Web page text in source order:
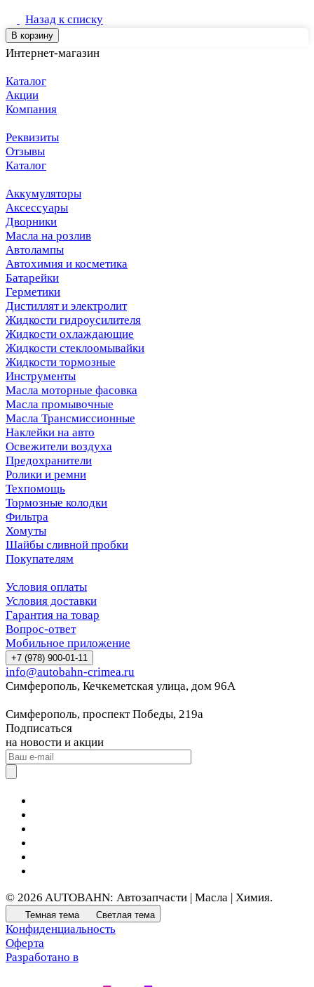
Назад к списку
В корзину
Интернет-магазин
Каталог
Акции
Компания
Реквизиты
Отзывы
Каталог
Аккумуляторы
Аксессуары
Дворники
Масла на розлив
Автолампы
Автохимия и косметика
Батарейки
Герметики
Дистиллят и электролит
Жидкости гидроусилителя
Жидкости охлаждающие
Жидкости стеклоомывайки
Жидкости тормозные
Инструменты
Масла моторные фасовка
Масла промывочные
Масла Трансмиссионные
Наклейки на авто
Освежители воздуха
Предохранители
Ролики и ремни
Техпомощь
Тормозные колодки
Фильтра
Хомуты
Шайбы сливной пробки
Покупателям
Условия оплаты
Условия доставки
Гарантия на товар
Вопрос-ответ
Мобильное приложение
+7 (978) 900-01-11
info@autobahn-crimea.ru
Симферополь, Кечкеметская улица, дом 96А
Симферополь, проспект Победы, 219а
Подписаться
на новости и акции
© 2026 AUTOBAHN: Автозапчасти | Масла | Химия.
Темная тема Светлая тема
Конфиденциальность
Оферта
Разработано в